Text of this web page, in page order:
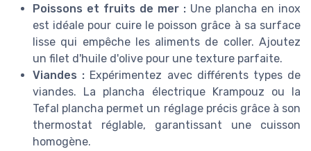
Poissons et fruits de mer : Une plancha en inox
est idéale pour cuire le poisson grâce à sa surface
lisse qui empêche les aliments de coller. Ajoutez
un filet d'huile d'olive pour une texture parfaite.
Viandes : Expérimentez avec différents types de
viandes. La plancha électrique Krampouz ou la
Tefal plancha permet un réglage précis grâce à son
thermostat réglable, garantissant une cuisson
homogène.